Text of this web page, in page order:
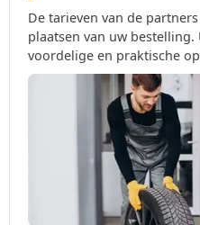
De tarieven van de
plaatsen van uw
voordelige en praktische